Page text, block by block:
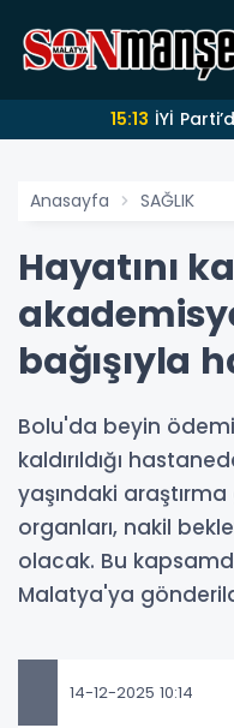
15:13 İYİ
Anasayfa SAĞLIK
Hayatını
bağışıyla
Bolu'da beyin
kaldırıldığı
yaşındaki
organları, nakil
olacak. Bu
Malatya'ya
14-12-2025 10:14